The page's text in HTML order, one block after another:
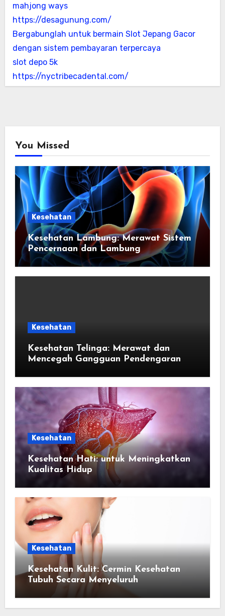
mahjong ways
https://desagunung.com/
Bergabunglah untuk bermain Slot Jepang Gacor
dengan sistem pembayaran terpercaya
slot depo 5k
https://nyctribecadental.com/
You Missed
Kesehatan
Kesehatan Lambung: Merawat Sistem
Pencernaan dan Lambung
Kesehatan
Kesehatan Telinga: Merawat dan
Mencegah Gangguan Pendengaran
Kesehatan
Kesehatan Hati: untuk Meningkatkan
Kualitas Hidup
Kesehatan
Kesehatan Kulit: Cermin Kesehatan
Tubuh Secara Menyeluruh